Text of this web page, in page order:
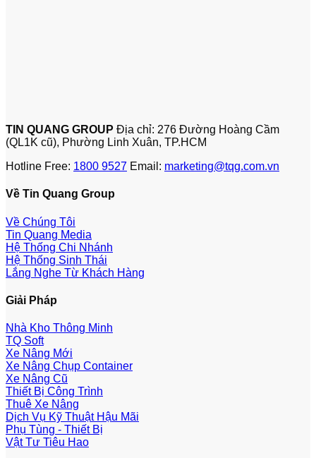
TIN QUANG GROUP Địa chỉ: 276 Đường Hoàng Cầm
(QL1K cũ), Phường Linh Xuân, TP.HCM
Hotline Free: 1800 9527 Email: marketing@tqg.com.vn
Về Tin Quang Group
Về Chúng Tôi
Tin Quang Media
Hệ Thống Chi Nhánh
Hệ Thống Sinh Thái
Lắng Nghe Từ Khách Hàng
Giải Pháp
Nhà Kho Thông Minh
TQ Soft
Xe Nâng Mới
Xe Nâng Chụp Container
Xe Nâng Cũ
Thiết Bị Công Trình
Thuê Xe Nâng
Dịch Vụ Kỹ Thuật Hậu Mãi
Phụ Tùng - Thiết Bị
Vật Tư Tiêu Hao